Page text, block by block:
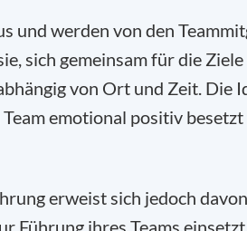
und werden von den
sich gemeinsam für die
von Ort und Zeit.
emotional positiv
erweist sich jedoch
Führung ihres Teams